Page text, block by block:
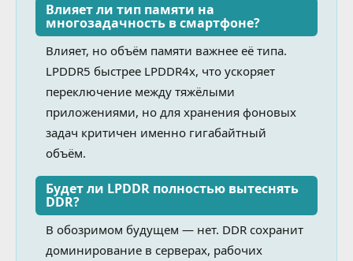
Влияет ли тип памяти на
многозадачность в смартфоне?
Влияет, но объём памяти важнее её типа.
LPDDR5 быстрее LPDDR4x, что ускоряет
переключение между тяжёлыми
приложениями, но для хранения фоновых
задач критичен именно гигабайтный
объём.
Будет ли LPDDR полностью вытеснять
DDR?
В обозримом будущем — нет. DDR сохранит
доминирование в серверах, рабочих